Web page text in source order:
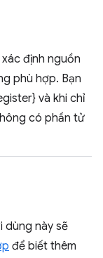
định nguồn
phù hợp. Bạn
và khi chỉ
có phần tử
dùng này sẽ
để biết thêm